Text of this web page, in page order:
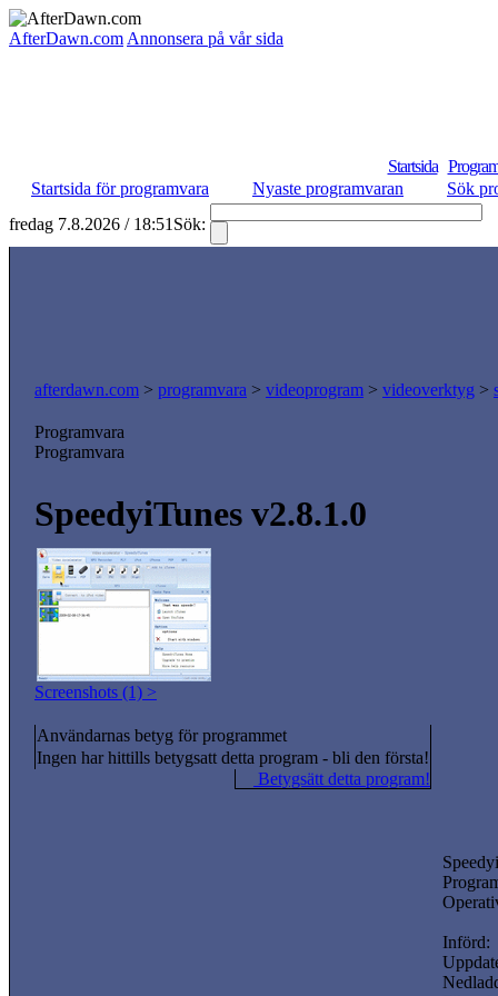
AfterDawn.com Annonsera på vår sida
Startsida
Startsida för programvara
Nyaste programvaran
Sök
fredag 7.8.2026 / 18:51 Sök:
afterdawn.com > programvara > videoprogram > videoverktyg >
Programvara
Programvara
SpeedyiTunes v2.8.1.0
Screenshots (1) >
Införd:
Användarnas betyg för programmet
Ingen har hittills betygsatt detta program - bli den första!
Betygsätt detta program!